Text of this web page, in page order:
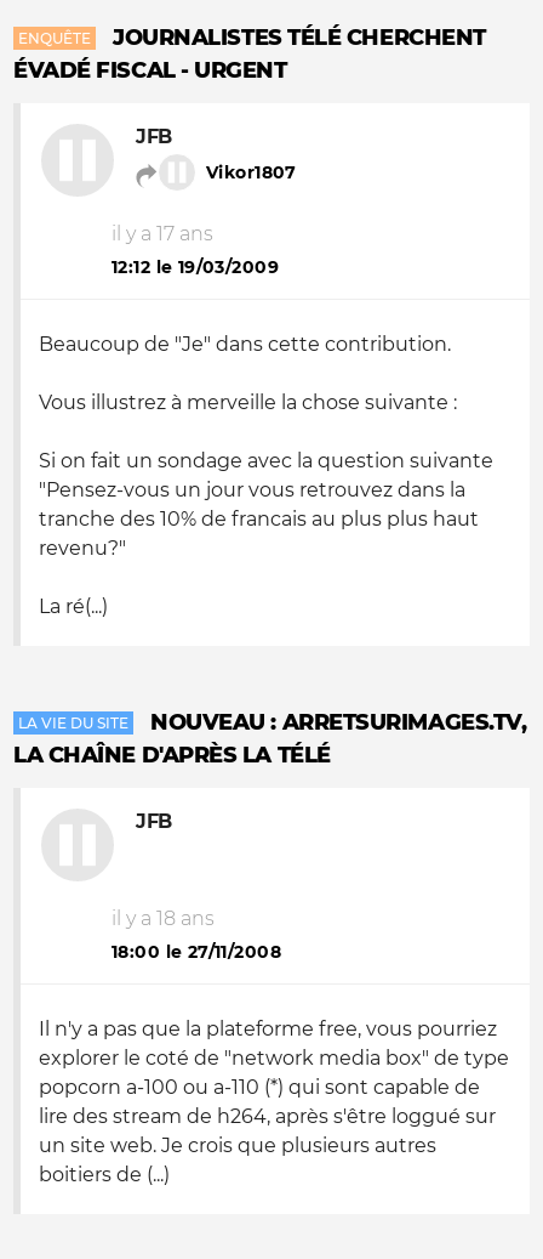
ENQUÊTE
JOURNALISTES TÉLÉ CHERCHENT
ÉVADÉ FISCAL - URGENT
JFB
Vikor1807
il y a 17 ans
12:12 le 19/03/2009
Beaucoup de "Je" dans cette contribution.
Vous illustrez à merveille la chose suivante :
Si on fait un sondage avec la question suivante
"Pensez-vous un jour vous retrouvez dans la
tranche des 10% de francais au plus plus haut
revenu?"
La ré(...)
LA VIE DU SITE
NOUVEAU : ARRETSURIMAGES.TV,
LA CHAÎNE D'APRÈS LA TÉLÉ
JFB
il y a 18 ans
18:00 le 27/11/2008
Il n'y a pas que la plateforme free, vous pourriez
explorer le coté de "network media box" de type
popcorn a-100 ou a-110 (*) qui sont capable de
lire des stream de h264, après s'être loggué sur
un site web. Je crois que plusieurs autres
boitiers de (...)